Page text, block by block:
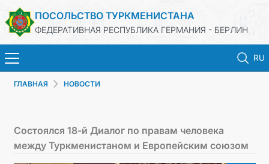
ПОСОЛЬСТВО ТУРКМЕНИСТАНА
ФЕДЕРАТИВНАЯ РЕСПУБЛИКА ГЕРМАНИЯ - БЕРЛИН
RU
МИД ТУРКМЕНИСТАНА
ГЛАВНАЯ НОВОСТИ
Состоялся 18-й Диалог по правам человека
между Туркменистаном и Европейским союзом